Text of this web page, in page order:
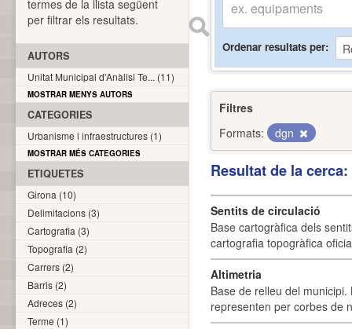
Ordenar resultats per
Filtres
Formats:
dgn
Resultat de la
Sentits de circulació
Base cartogràfica dels
cartografia topogràfica
Altimetria
Base de relleu del
representen per corbes de
termes de la llista següent
per filtrar els resultats.
AUTORS
Unitat Municipal d'Anàlisi Te... (11)
MOSTRAR MENYS AUTORS
CATEGORIES
Urbanisme i infraestructures (1)
MOSTRAR MÉS CATEGORIES
ETIQUETES
Girona (10)
Delimitacions (3)
Cartografia (3)
Topografia (2)
Carrers (2)
Barris (2)
Adreces (2)
Terme (1)